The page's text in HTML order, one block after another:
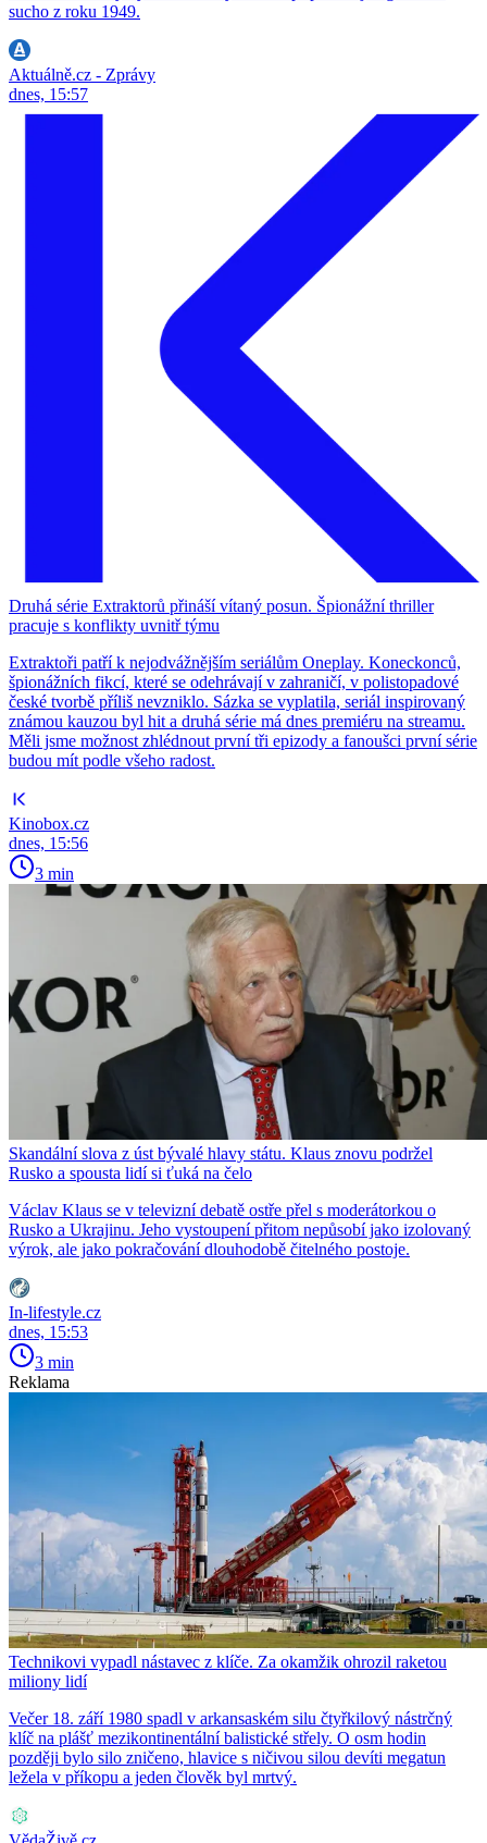
sucho z roku 1949.
Aktuálně.cz - Zprávy
dnes, 15:57
Druhá série Extraktorů přináší vítaný posun. Špionážní thriller
pracuje s konflikty uvnitř týmu
Extraktoři patří k nejodvážnějším seriálům Oneplay. Koneckonců,
špionážních fikcí, které se odehrávají v zahraničí, v polistopadové
české tvorbě příliš nevzniklo. Sázka se vyplatila, seriál inspirovaný
známou kauzou byl hit a druhá série má dnes premiéru na streamu.
Měli jsme možnost zhlédnout první tři epizody a fanoušci první série
budou mít podle všeho radost.
Kinobox.cz
dnes, 15:56
3 min
Skandální slova z úst bývalé hlavy státu. Klaus znovu podržel
Rusko a spousta lidí si ťuká na čelo
Václav Klaus se v televizní debatě ostře přel s moderátorkou o
Rusko a Ukrajinu. Jeho vystoupení přitom nepůsobí jako izolovaný
výrok, ale jako pokračování dlouhodobě čitelného postoje.
In-lifestyle.cz
dnes, 15:53
3 min
Reklama
Technikovi vypadl nástavec z klíče. Za okamžik ohrozil raketou
miliony lidí
Večer 18. září 1980 spadl v arkansaském silu čtyřkilový nástrčný
klíč na plášť mezikontinentální balistické střely. O osm hodin
později bylo silo zničeno, hlavice s ničivou silou devíti megatun
ležela v příkopu a jeden člověk byl mrtvý.